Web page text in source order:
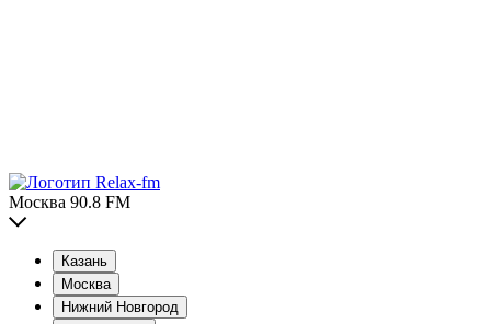
Москва 90.8 FM
Казань
Москва
Нижний Новгород